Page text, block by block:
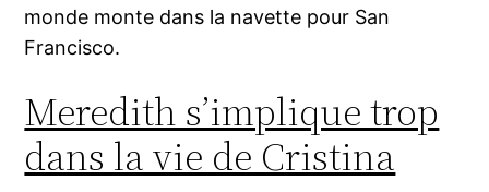
monde monte dans la navette pour San
Francisco.
Meredith s’implique trop
dans la vie de Cristina